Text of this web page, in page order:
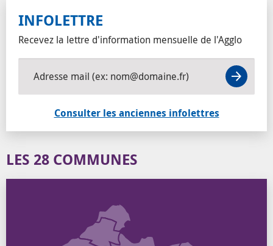
INFOLETTRE
Recevez la lettre d'information mensuelle de l'Agglo
Adresse mail (ex: nom@domaine.fr)
Consulter les anciennes infolettres
LES 28 COMMUNES